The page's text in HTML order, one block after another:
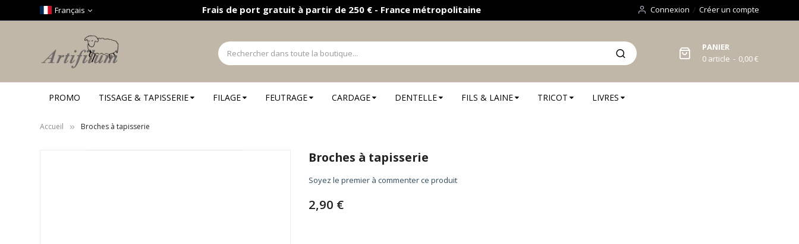
Français Frais de port gratuit à partir de 250 € - France métropolitaine Connexion Créer un compte
PANIER
0 article 0,00 €
PROMO TISSAGE & TAPISSERIE FILAGE FEUTRAGE CARDAGE DENTELLE FILS & LAINE TRICOT LIVRES
Accueil Broches à tapisserie
Broches à tapisserie
Soyez le premier à commenter ce produit
2,90 €
Panneau de gestion des cookies